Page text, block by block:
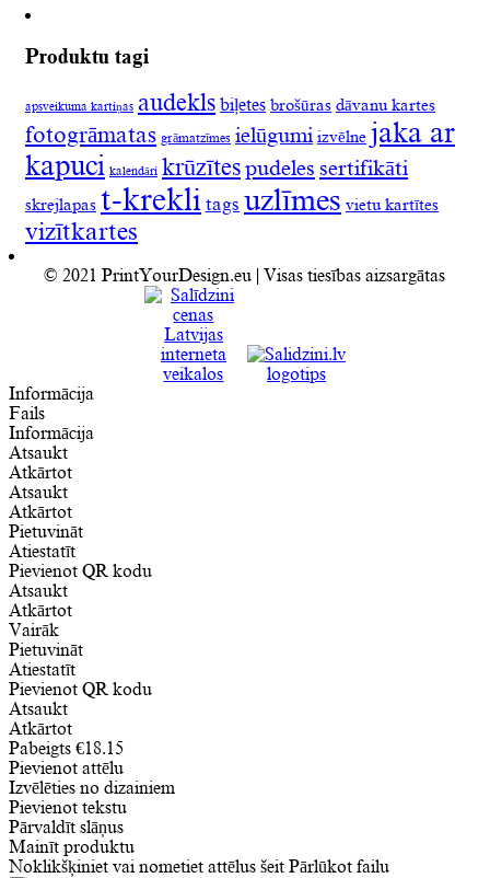
Produktu tagi
apsveikuma kartiņas audekls biļetes brošūras dāvanu kartes
fotogrāmatas grāmatzīmes ielūgumi izvēlne jaka ar
kapuci kalendāri krūzītespudeles sertifikāti
skrejlapas t-krekli tags uzlīmes vietu kartītes
vizītkartes
© 2021 PrintYourDesign.eu | Visas tiesības aizsargātas
Informācija
Fails
Informācija
Atsaukt
Atkārtot
Atsaukt
Atkārtot
Pietuvināt
Atiestatīt
Pievienot QR kodu
Atsaukt
Atkārtot
Vairāk
Pietuvināt
Atiestatīt
Pievienot QR kodu
Atsaukt
Atkārtot
Pabeigts €18.15
Pievienot attēlu
Izvēlēties no dizainiem
Pievienot tekstu
Pārvaldīt slāņus
Mainīt produktu
Noklikšķiniet vai nometiet attēlus šeit Pārlūkot failu